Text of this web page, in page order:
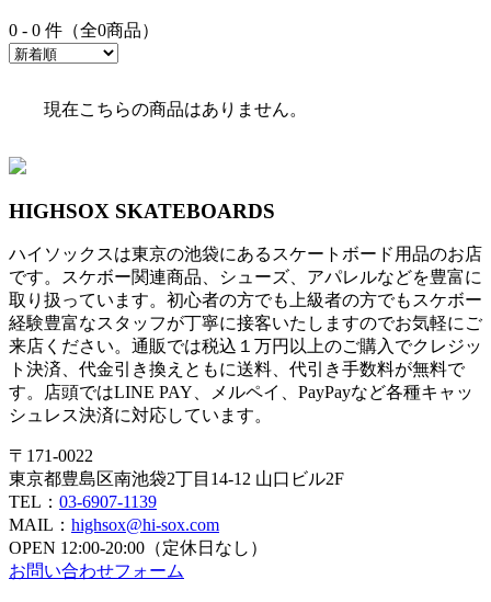
0 - 0 件（全0商品）
現在こちらの商品はありません。
HIGHSOX SKATEBOARDS
ハイソックスは東京の池袋にあるスケートボード用品のお店
です。スケボー関連商品、シューズ、アパレルなどを豊富に
取り扱っています。初心者の方でも上級者の方でもスケボー
経験豊富なスタッフが丁寧に接客いたしますのでお気軽にご
来店ください。通販では税込１万円以上のご購入でクレジッ
ト決済、代金引き換えともに送料、代引き手数料が無料で
す。店頭ではLINE PAY、メルペイ、PayPayなど各種キャッ
シュレス決済に対応しています。
〒171-0022
東京都豊島区南池袋2丁目14-12 山口ビル2F
TEL： 03-6907-1139
MAIL： highsox@hi-sox.com
OPEN 12:00-20:00（定休日なし）
お問い合わせフォーム